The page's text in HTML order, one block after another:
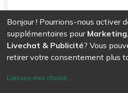
Bonjour ! Pourrions-nous activer
supplémentaires pour
Livechat & Publicité? Vous
retirer votre consentement plus
Laissez-moi choisir...